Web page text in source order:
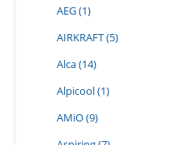
AEG(1)
AIRKRAFT(5)
Alca(14)
Alpicool(1)
AMiO(9)